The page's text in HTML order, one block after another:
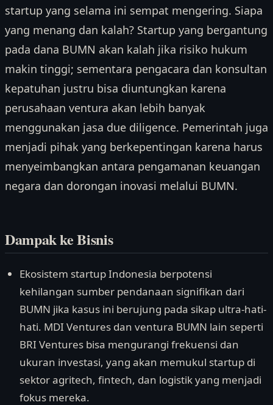
startup yang selama ini sempat mengering. Siapa
yang menang dan kalah? Startup yang bergantung
pada dana BUMN akan kalah jika risiko hukum
makin tinggi; sementara pengacara dan konsultan
kepatuhan justru bisa diuntungkan karena
perusahaan ventura akan lebih banyak
menggunakan jasa due diligence. Pemerintah juga
menjadi pihak yang berkepentingan karena harus
menyeimbangkan antara pengamanan keuangan
negara dan dorongan inovasi melalui BUMN.
Dampak ke Bisnis
Ekosistem startup Indonesia berpotensi
kehilangan sumber pendanaan signifikan dari
BUMN jika kasus ini berujung pada sikap ultra-hati-
hati. MDI Ventures dan ventura BUMN lain seperti
BRI Ventures bisa mengurangi frekuensi dan
ukuran investasi, yang akan memukul startup di
sektor agritech, fintech, dan logistik yang menjadi
fokus mereka.